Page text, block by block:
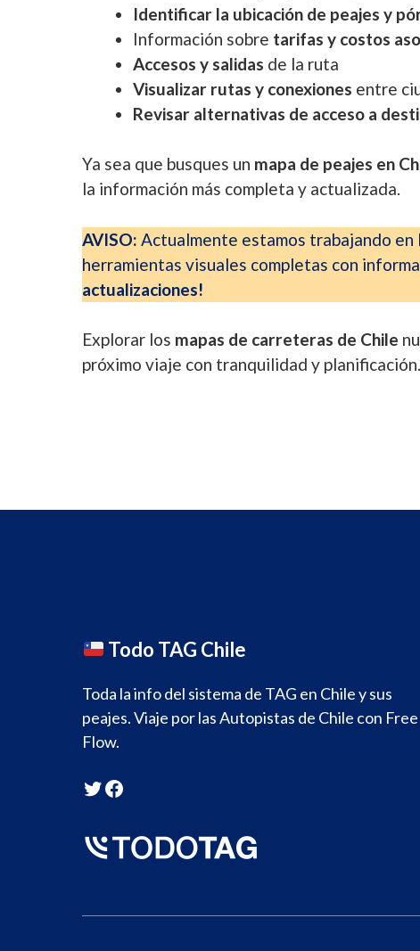
Identificar la ubicación de peajes y
Información sobre tarifas y costos
Accesos y salidas de la ruta
Visualizar rutas y conexiones entre
Revisar alternativas de acceso a
Ya sea que busques un mapa de peajes en
la información más completa y actualizada.
AVISO: Actualmente estamos trabajando
herramientas visuales completas con
actualizaciones!
Explorar los mapas de carreteras de Chile
próximo viaje con tranquilidad y planificación.
Todo TAG Chile
Toda la info del sistema de TAG en Chile y sus
peajes. Viaje por las Autopistas de Chile con Free
Flow.
Twitter
Facebook